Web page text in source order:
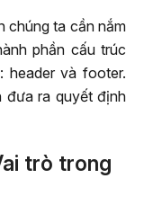
chúng ta cần nắm
phần cấu trúc
header và footer.
đưa ra quyết định
trò trong